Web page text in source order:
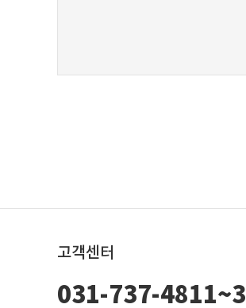
고객센터
031-737-4811~3